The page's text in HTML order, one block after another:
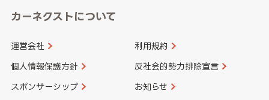
カーネクストについて
運営会社 利用規約
個人情報保護方針 反社会的勢力排除宣言
スポンサーシップ お知らせ